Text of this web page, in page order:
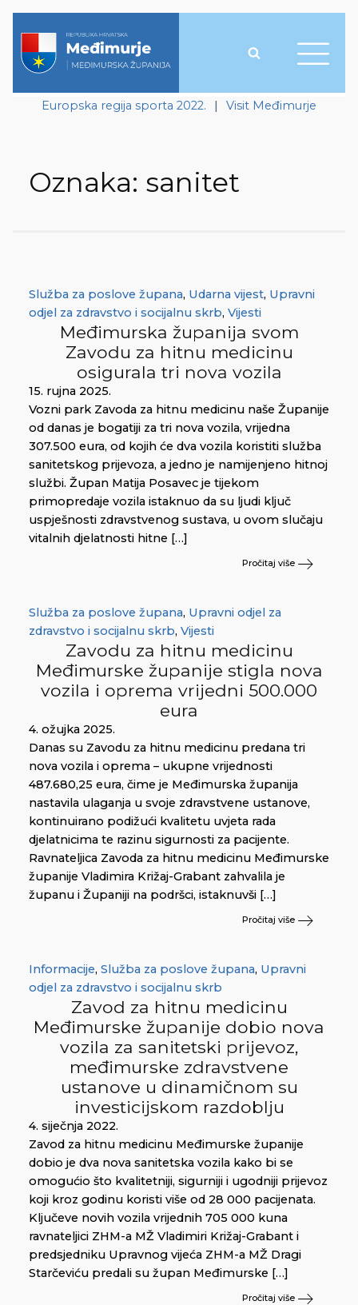
Europska regija sporta 2022. | Visit Međimurje
Oznaka: sanitet
Služba za poslove župana, Udarna vijest, Upravni
odjel za zdravstvo i socijalnu skrb, Vijesti
Međimurska županija svom
Zavodu za hitnu medicinu
osigurala tri nova vozila
15. rujna 2025.
Vozni park Zavoda za hitnu medicinu naše Županije
od danas je bogatiji za tri nova vozila, vrijedna
307.500 eura, od kojih će dva vozila koristiti služba
sanitetskog prijevoza, a jedno je namijenjeno hitnoj
službi. Župan Matija Posavec je tijekom
primopredaje vozila istaknuo da su ljudi ključ
uspješnosti zdravstvenog sustava, u ovom slučaju
vitalnih djelatnosti hitne […]
Pročitaj više
Služba za poslove župana, Upravni odjel za
zdravstvo i socijalnu skrb, Vijesti
Zavodu za hitnu medicinu
Međimurske županije stigla nova
vozila i oprema vrijedni 500.000
eura
4. ožujka 2025.
Danas su Zavodu za hitnu medicinu predana tri
nova vozila i oprema – ukupne vrijednosti
487.680,25 eura, čime je Međimurska županija
nastavila ulaganja u svoje zdravstvene ustanove,
kontinuirano podižući kvalitetu uvjeta rada
djelatnicima te razinu sigurnosti za pacijente.
Ravnateljica Zavoda za hitnu medicinu Međimurske
županije Vladimira Križaj-Grabant zahvalila je
županu i Županiji na podršci, istaknuvši […]
Pročitaj više
Informacije, Služba za poslove župana, Upravni
odjel za zdravstvo i socijalnu skrb
Zavod za hitnu medicinu
Međimurske županije dobio nova
vozila za sanitetski prijevoz,
međimurske zdravstvene
ustanove u dinamičnom su
investicijskom razdoblju
4. siječnja 2022.
Zavod za hitnu medicinu Međimurske županije
dobio je dva nova sanitetska vozila kako bi se
omogućio što kvalitetniji, sigurniji i ugodniji prijevoz
koji kroz godinu koristi više od 28 000 pacijenata.
Ključeve novih vozila vrijednih 705 000 kuna
ravnateljici ZHM-a MŽ Vladimiri Križaj-Grabant i
predsjedniku Upravnog vijeća ZHM-a MŽ Dragi
Starčeviću predali su župan Međimurske […]
Pročitaj više